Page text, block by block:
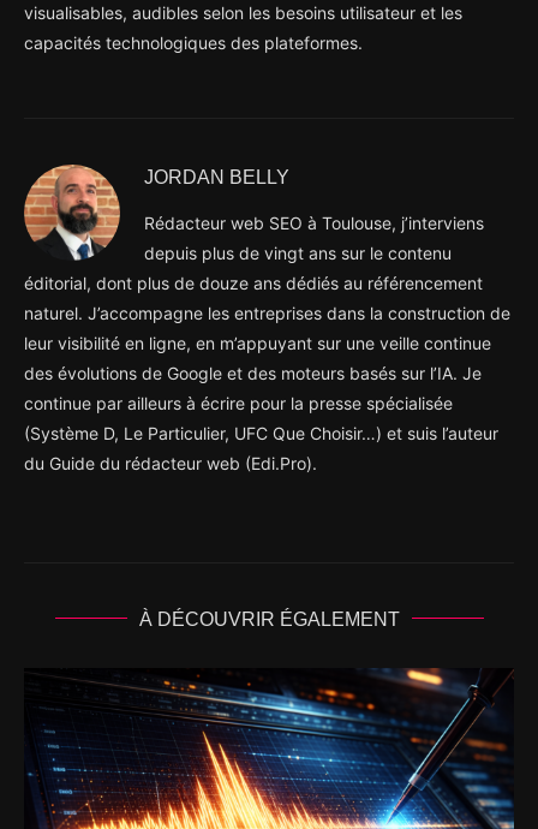
visualisables, audibles selon les besoins utilisateur et les
capacités technologiques des plateformes.
JORDAN BELLY
Rédacteur web SEO à Toulouse, j’interviens
depuis plus de vingt ans sur le contenu
éditorial, dont plus de douze ans dédiés au référencement
naturel. J’accompagne les entreprises dans la construction de
leur visibilité en ligne, en m’appuyant sur une veille continue
des évolutions de Google et des moteurs basés sur l’IA. Je
continue par ailleurs à écrire pour la presse spécialisée
(Système D, Le Particulier, UFC Que Choisir…) et suis l’auteur
du Guide du rédacteur web (Edi.Pro).
À DÉCOUVRIR ÉGALEMENT